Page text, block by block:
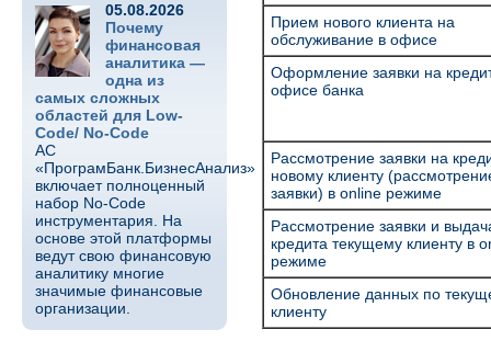
05.08.2026
Почему
финансовая
аналитика —
одна из
самых сложных
областей для Low-
Code/ No-Code
АС
«ПрограмБанк.БизнесАнализ»
включает полноценный
набор No-Code
инструментария. На
основе этой платформы
ведут свою финансовую
аналитику многие
значимые финансовые
организации.
Прием нового клиента на
обслуживание в офисе
Оформление заявки на
офисе банка
Рассмотрение заявки на
новому клиенту
заявки) в online режиме
Рассмотрение заявки и
кредита текущему клиенту в
режиме
Обновление данных по
клиенту